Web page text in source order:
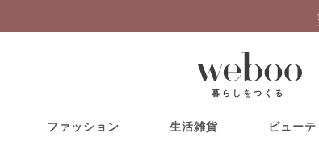
暮らしをつくる
ファッション 生活雑貨 ビューテ